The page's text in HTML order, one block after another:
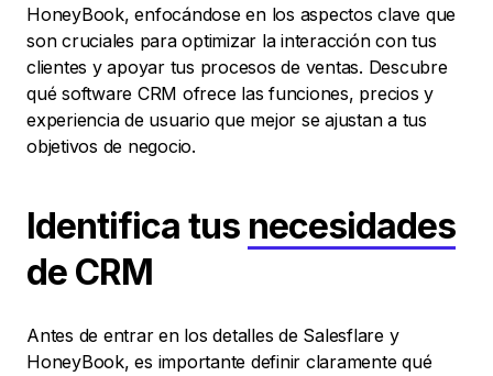
HoneyBook, enfocándose en los aspectos clave que
son cruciales para optimizar la interacción con tus
clientes y apoyar tus procesos de ventas. Descubre
qué software CRM ofrece las funciones, precios y
experiencia de usuario que mejor se ajustan a tus
objetivos de negocio.
Identifica tus necesidades
de CRM
Antes de entrar en los detalles de Salesflare y
HoneyBook, es importante definir claramente qué